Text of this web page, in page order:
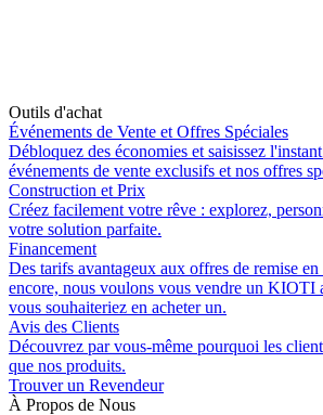
Outils d'achat
Événements de Vente et Offres Spéciales
Débloquez des économies et saisissez
événements de vente exclusifs et nos offres
Construction et Prix
Créez facilement votre rêve : explorez,
votre solution parfaite.
Financement
Des tarifs avantageux aux offres de remise
encore, nous voulons vous vendre un KIOTI
vous souhaiteriez en acheter un.
Avis des Clients
Découvrez par vous-même pourquoi les
que nos produits.
Trouver un Revendeur
À Propos de Nous